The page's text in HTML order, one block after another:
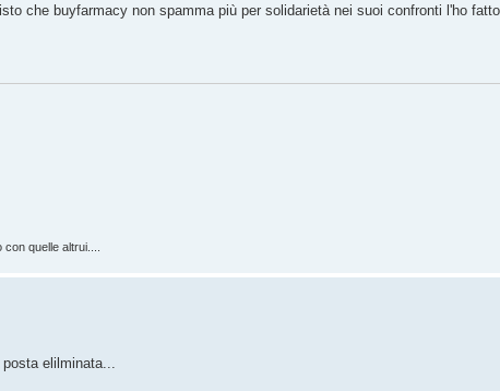
che buyfarmacy non spamma più per solidarietà nei suoi confronti l'ho
quelle altrui....
elilminata...